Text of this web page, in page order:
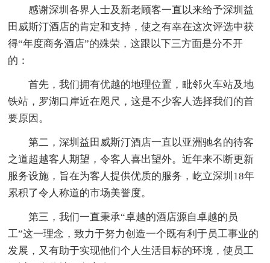
感谢深圳各界人士及新老顾客一直以来给予深圳益
田威斯汀酒店的肯定和支持，使之有幸在这次评选中获
得“年度商务酒店”的殊荣，这跟以下三方面是分不开
的：
首先，我们拥有优越的地理位置，毗邻火车站及地
铁站，罗湖口岸近在咫尺，这是不少客人选择我们的首
要原因。
第二，深圳益田威斯汀酒店一直以亚洲驰名的待客
之道超越客人期望，令客人喜出望外。近年来不断更新
服务设施，旨在为客人提供优质的服务，屹立深圳18年
累积了令人称道的市场美誉度。
第三，我们一直秉承“卓越的酒店源自卓越的员
工”这一理念，致力于努力创造一个既有利于员工事业的
发展，又有助于实现他们个人生活目标的环境，使员工